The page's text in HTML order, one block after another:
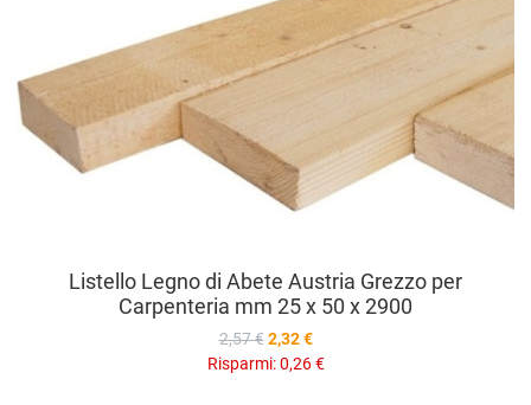
Listello Legno di Abete Austria Grezzo per
Carpenteria mm 25 x 50 x 2900
2,57 € 2,32 €
Risparmi:0,26 €